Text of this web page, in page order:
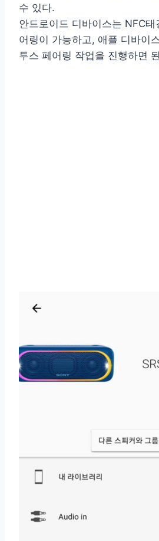
수 있다.
안드로이드 디바이스는 NFC
어링이 가능하고, 애플 디바이
투스 페어링 작업을 진행하면